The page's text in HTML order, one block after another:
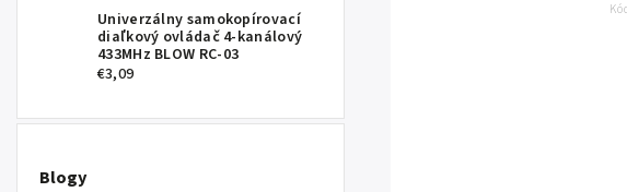
Univerzálny samokopírovací
diaľkový ovládač 4-kanálový
433MHz BLOW RC-03
€3,09
Blogy